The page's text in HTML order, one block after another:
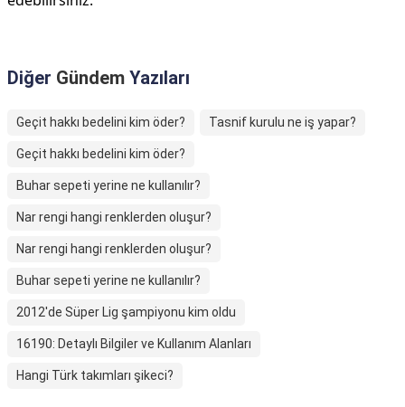
Diğer Gündem Yazıları
Geçit hakkı bedelini kim öder? Tasnif kurulu ne iş yapar?
Geçit hakkı bedelini kim öder?
Buhar sepeti yerine ne kullanılır?
Nar rengi hangi renklerden oluşur?
Nar rengi hangi renklerden oluşur?
Buhar sepeti yerine ne kullanılır?
2012'de Süper Lig şampiyonu kim oldu
16190: Detaylı Bilgiler ve Kullanım Alanları
Hangi Türk takımları şikeci?